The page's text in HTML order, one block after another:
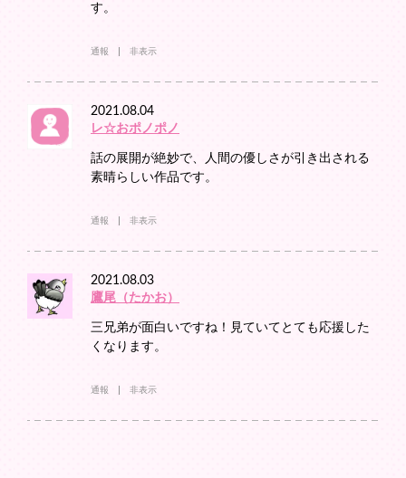
す。
通報 非表示
2021.08.04
レ☆おポノポノ
話の展開が絶妙で、人間の優しさが引き出される
素晴らしい作品です。
通報 非表示
2021.08.03
鷹尾（たかお）
三兄弟が面白いですね！見ていてとても応援した
くなります。
通報 非表示